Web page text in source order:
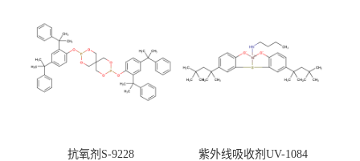
抗氧剂S-9228 紫外线吸收剂UV-1084